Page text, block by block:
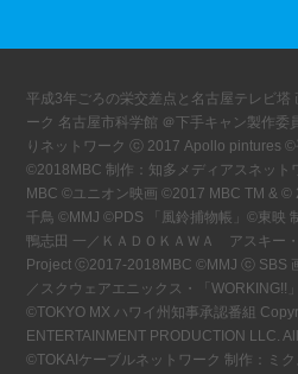
平成3年ごろの栄交差点と名古屋テレビ塔
ーク 名古屋市科学館 ＠下手キャン製作委
りネットワーク ⓒ 2017 Apollo pintures ©
©2018MBC 制作：知多メディアスネッ
MBC ©ユニオン映画 ©2017 MBC TM &
千鳥 ©MMJ ©PDS 「風鈴捕物帳」©東映
鴨志田 一／ＫＡＤＯＫＡＷＡ アスキー
Project ⓒ2017-2018MBC ©MMJ ⓒ SBS
／スクウェアエニックス・「WORKING!!
©TOKYO MX ハワイ州知事承認番組
ENTERTAINMENT PRODUCTION LLC.
©TOKAIケーブルネットワーク 制作：ミ